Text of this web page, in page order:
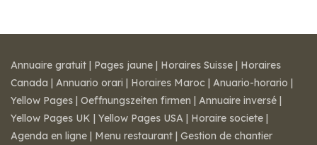
Annuaire gratuit | Pages jaune | Horaires Suisse | Horaires
Canada | Annuario orari | Horaires Maroc | Anuario-horario |
Yellow Pages | Oeffnungszeiten firmen | Annuaire inversé |
Yellow Pages UK | Yellow Pages USA | Horaire societe |
Agenda en ligne | Menu restaurant | Gestion de chantier